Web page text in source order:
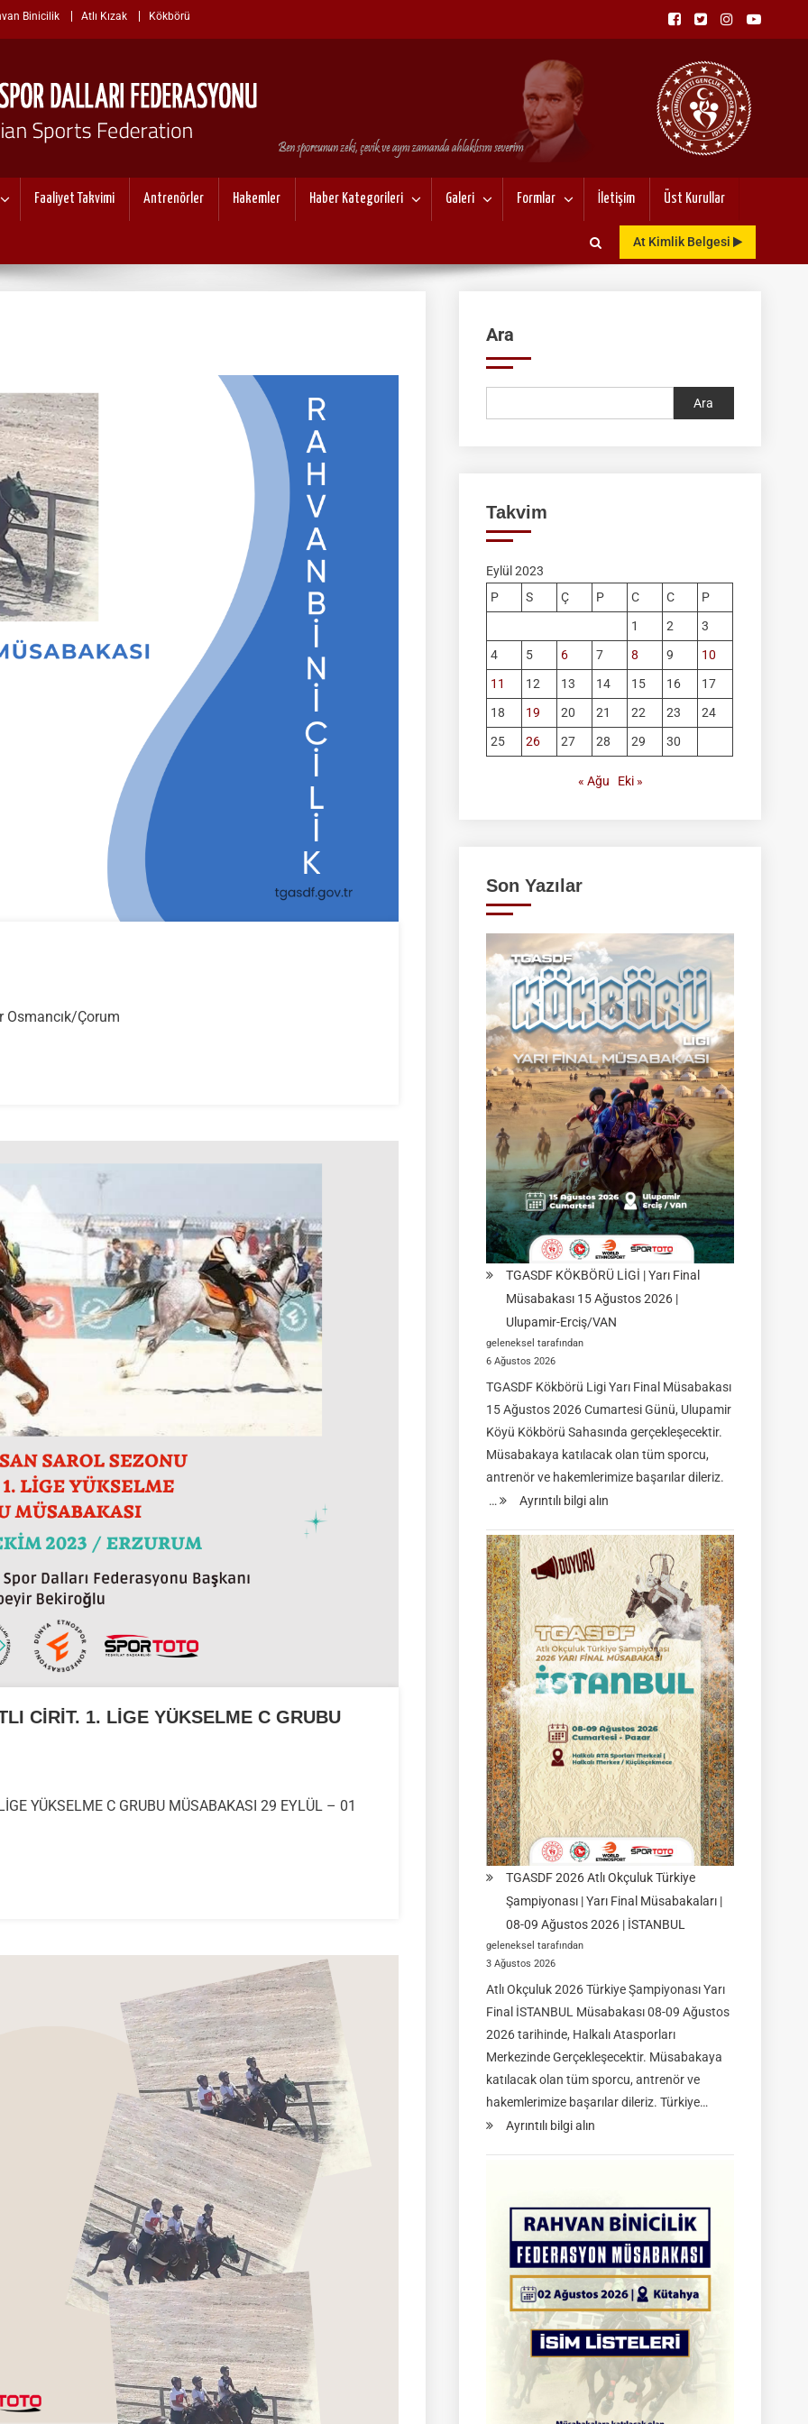
Binicilik Atlı Kızak Kökbörü
DALLARI FEDERASYONU
Faaliyet Takvimi Antrenörler Hakemler Haber Kategorileri Galeri Formlar İletişim Üst Kurullar
At Kimlik Belgesi
Osmancık/Çorum
CİRİT. 1. LİGE YÜKSELME C GRUBU
YÜKSELME C GRUBU MÜSABAKASI 29 EYLÜL – 01
Ara
Ara
Takvim
Eylül 2023
P
S Ç P C C
P
1
2
3
4
5 6 7 8 9
10
11
12 13 14 15 16
17
18
19 20 21 22 23
24
25
26 27 28 29 30
« Ağu Eki »
Son Yazılar
TGASDF KÖKBÖRÜ LİGİ | Yarı Final
Müsabakası 15 Ağustos 2026 |
Ulupamir-Erciş/VAN
geleneksel tarafından
6 Ağustos 2026
TGASDF Kökbörü Ligi Yarı Final Müsabakası
15 Ağustos 2026 Cumartesi Günü, Ulupamir
Köyü Kökbörü Sahasında gerçekleşecektir.
Müsabakaya katılacak olan tüm sporcu,
antrenör ve hakemlerimize başarılar dileriz.
…
Ayrıntılı bilgi alın
KÖKBÖRÜ
LİGİ
|
Yarı
Final
Müsabakası
15
Ağustos
2026
|
Ulupamir-
Erciş/VAN
TGASDF 2026 Atlı Okçuluk Türkiye
Şampiyonası | Yarı Final Müsabakaları |
08-09 Ağustos 2026 | İSTANBUL
geleneksel tarafından
3 Ağustos 2026
Atlı Okçuluk 2026 Türkiye Şampiyonası Yarı
Final İSTANBUL Müsabakası 08-09 Ağustos
2026 tarihinde, Halkalı Atasporları
Merkezinde Gerçekleşecektir. Müsabakaya
katılacak olan tüm sporcu, antrenör ve
hakemlerimize başarılar dileriz. Türkiye…
Ayrıntılı bilgi alın
Okçuluk
Türkiye
Şampiyonası
|
Yarı
Final
Müsabakaları
08-